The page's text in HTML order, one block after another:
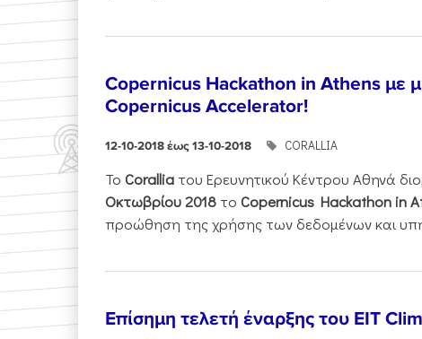
Copernicus Hackathon in Athens με
Copernicus Accelerator!
12-10-2018 έως 13-10-2018 CORALLIA
Το Corallia του Ερευνητικού Κέντρου Αθηνά
Οκτωβρίου 2018 το Copernicus Hackathon in
προώθηση της χρήσης των δεδομένων και
Επίσημη τελετή έναρξης του EIT